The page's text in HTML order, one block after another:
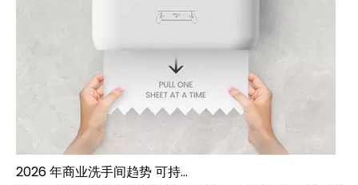
2026 年商业洗手间趋势 可持续发展